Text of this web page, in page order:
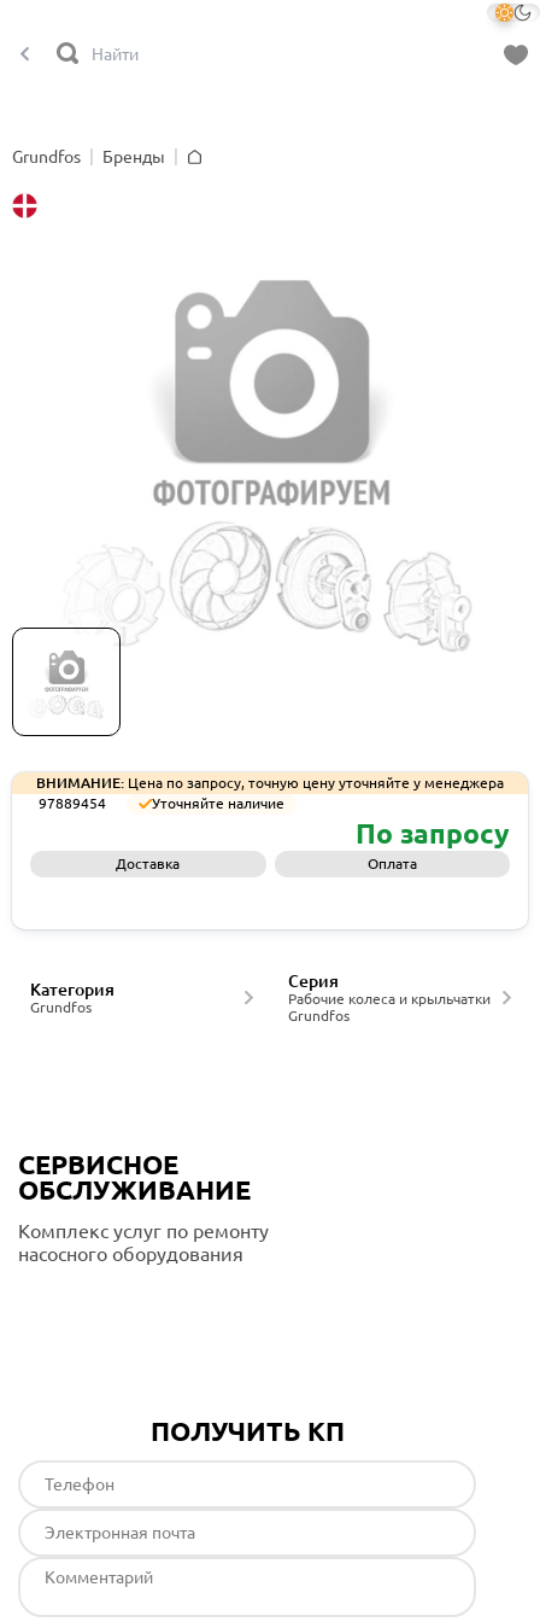
Grundfos
Бренды
Рабочее колесо Grundfos IMP LH 4312-
3D,250CLC,CI/NOWR, артикул 97889454
ВНИМАНИЕ: Цена по запросу, точную цену уточняйте у менеджера
97889454
Уточняйте наличие
По запросу
Доставка Оплата
Grundfos
Категория
Рабочие колеса и крыльчатки
Grundfos
Серия
СЕРВИСНОЕ
ОБСЛУЖИВАНИЕ
Комплекс услуг по ремонту
насосного оборудования
ПОЛУЧИТЬ КП